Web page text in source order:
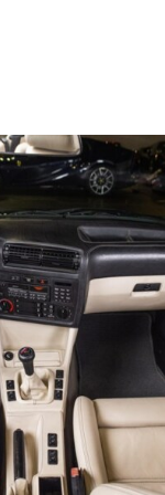
eget
eget
eget